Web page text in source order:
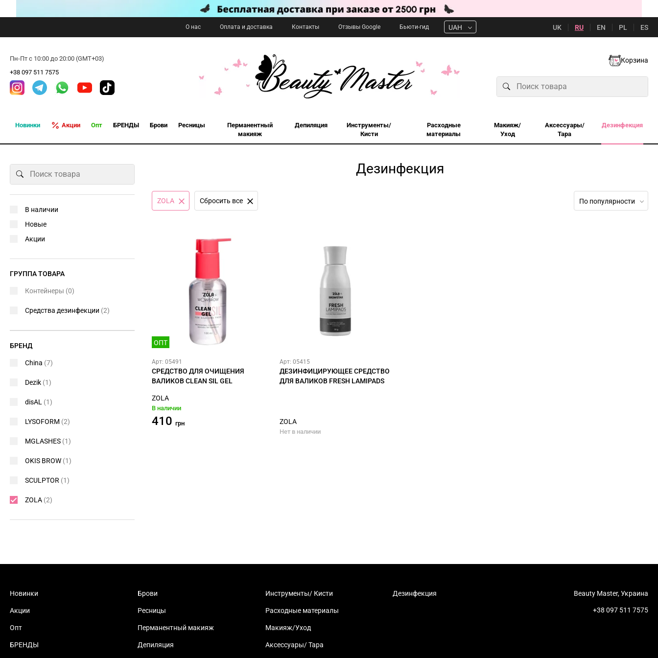
О нас Оплата и доставка Контакты Отзывы Google Бьюти-гид UAH UK RU EN PL ES
Пн-Пт с 10:00 до 20:00 (GMT+03)
+38 097 511 7575
Корзина
Новинки Акции Опт БРЕНДЫ Брови Ресницы
Перманентный
макияж
Депиляция
Инструменты/
Кисти
Расходные
материалы
Макияж/
Уход
Аксессуары/
Тара
Дезинфекция
Дезинфекция
По популярности
ZOLA Сбросить все
ОПТ
Арт: 05491
СРЕДСТВО ДЛЯ ОЧИЩЕНИЯ
ВАЛИКОВ CLEAN SIL GEL
ZOLA
В наличии
410 грн
Арт: 05415
ДЕЗИНФИЦИРУЮЩЕЕ СРЕДСТВО
ДЛЯ ВАЛИКОВ FRESH LAMIPADS
ZOLA
Нет в наличии
В наличии
Новые
Акции
ГРУППА ТОВАРА
Контейнеры (0)
Средства дезинфекции (2)
БРЕНД
China (7)
Dezik (1)
disAL (1)
LYSOFORM (2)
MGLASHES (1)
OKIS BROW (1)
SCULPTOR (1)
ZOLA (2)
Новинки
Акции
Опт
БРЕНДЫ
Брови
Ресницы
Перманентный макияж
Депиляция
Инструменты/ Кисти
Расходные материалы
Макияж/Уход
Аксессуары/ Тара
Дезинфекция Beauty Master, Украина
+38 097 511 7575